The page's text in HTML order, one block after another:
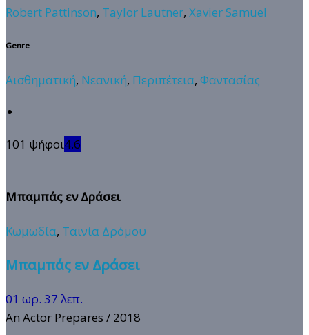
Robert Pattinson, Taylor Lautner, Xavier Samuel
Genre
Αισθηματική, Νεανική, Περιπέτεια, Φαντασίας
101 ψήφοι4.6
Μπαμπάς εν Δράσει
Κωμωδία, Ταινία Δρόμου
Μπαμπάς εν Δράσει
01 ωρ. 37 λεπ.
An Actor Prepares / 2018